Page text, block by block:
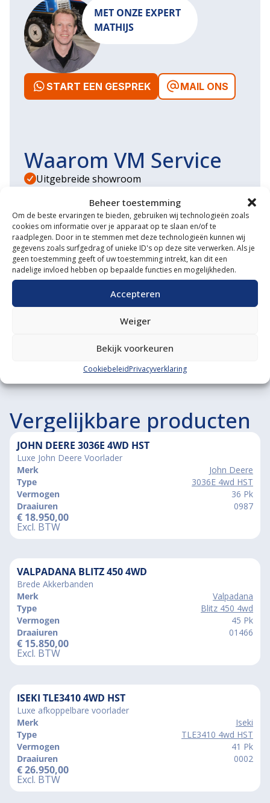
Beheer toestemming
Om de beste ervaringen te bieden, gebruiken wij technologieën zoals
cookies om informatie over je apparaat op te slaan en/of te
raadplegen. Door in te stemmen met deze technologieën kunnen wij
gegevens zoals surfgedrag of unieke ID's op deze site verwerken. Als je
geen toestemming geeft of uw toestemming intrekt, kan dit een
nadelige invloed hebben op bepaalde functies en mogelijkheden.
Accepteren
Weiger
Bekijk voorkeuren
CookiebeleidPrivacyverklaring
MET ONZE EXPERT
MATHIJS
START EEN GESPREK MAIL ONS
Waarom VM Service
Uitgebreide showroom
Eigen transportservice
Gespecialiseerde werkplaats
Diverse aanbouwwerktuigen
Grote voorraad minitrekkers
Grootste in kleine tractoren
Vergelijkbare producten
JOHN DEERE 3036E 4WD HST
Luxe John Deere Voorlader
Merk
John Deere
Type
3036E 4wd HST
Vermogen
36 Pk
Draaiuren
0987
€ 18.950,00
Excl. BTW
VALPADANA BLITZ 450 4WD
Brede Akkerbanden
Merk
Valpadana
Type
Blitz 450 4wd
Vermogen
45 Pk
Draaiuren
01466
€ 15.850,00
Excl. BTW
ISEKI TLE3410 4WD HST
Luxe afkoppelbare voorlader
Merk
Iseki
Type
TLE3410 4wd HST
Vermogen
41 Pk
Draaiuren
0002
€26.950,00
Excl. BTW